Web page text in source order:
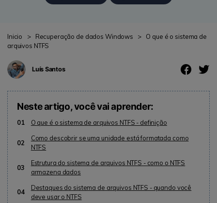
Recoverit Grátis
Outros Produtos
Repairit - Reparar Dados
ENCONTRAR MAIS SOLUÇÕES
Inicio > Recuperação de dados Windows >
O que é o sistema de
arquivos NTFS
Luís Santos
Neste artigo, você vai aprender:
01 O que é o sistema de arquivos NTFS - definição
02
Como descobrir se uma unidade está formatada como
NTFS
03
Estrutura do sistema de arquivos NTFS - como o NTFS
armazena dados
04
Destaques do sistema de arquivos NTFS - quando você
deve usar o NTFS